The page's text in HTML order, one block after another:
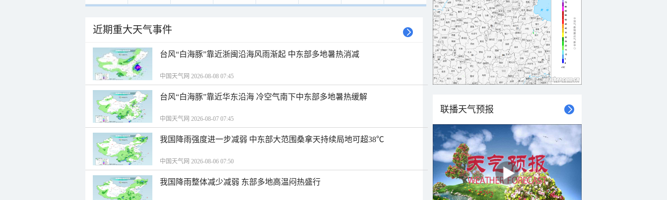
近期重大天气事件
台风“白海豚”靠近浙闽沿海风雨渐起 中东部多地暑热消减
中国天气网 2026-08-08 07:45
台风“白海豚”靠近华东沿海 冷空气南下中东部多地暑热缓解
中国天气网 2026-08-07 07:45
我国降雨强度进一步减弱 中东部大范围桑拿天持续局地可超38℃
中国天气网 2026-08-06 07:50
我国降雨整体减少减弱 东部多地高温闷热盛行
联播天气预报